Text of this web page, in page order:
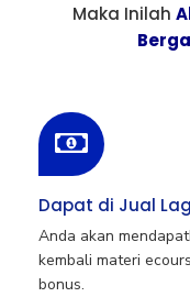
Maka Inilah
Dapat di Jual
Anda akan
kembali materi
bonus.